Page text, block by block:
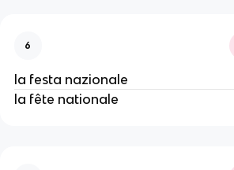
6
la festa nazionale
la fête nationale